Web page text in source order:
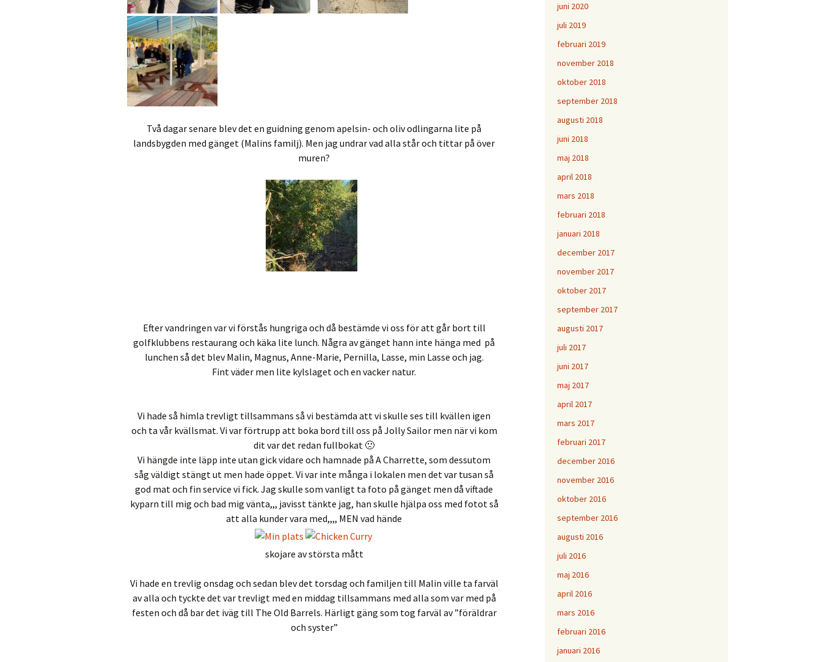
Två dagar senare blev det en guidning genom apelsin- och oliv odlingarna lite på
landsbygden med gänget (Malins familj). Men jag undrar vad alla står och tittar på över
muren?
Efter vandringen var vi förstås hungriga och då bestämde vi oss för att går bort till
golfklubbens restaurang och käka lite lunch. Några av gänget hann inte hänga med på
lunchen så det blev Malin, Magnus, Anne-Marie, Pernilla, Lasse, min Lasse och jag.
Fint väder men lite kylslaget och en vacker natur.
Vi hade så himla trevligt tillsammans så vi bestämda att vi skulle ses till kvällen igen
och ta vår kvällsmat. Vi var förtrupp att boka bord till oss på Jolly Sailor men när vi kom
dit var det redan fullbokat 🙁
Vi hängde inte läpp inte utan gick vidare och hamnade på A Charrette, som dessutom
såg väldigt stängt ut men hade öppet. Vi var inte många i lokalen men det var tusan så
god mat och fin service vi fick. Jag skulle som vanligt ta foto på gänget men då viftade
kyparn till mig och bad mig vänta,,, javisst tänkte jag, han skulle hjälpa oss med fotot så
att alla kunder vara med,,,, MEN vad hände
skojare av största mått
Vi hade en trevlig onsdag och sedan blev det torsdag och familjen till Malin ville ta farväl
av alla och tyckte det var trevligt med en middag tillsammans med alla som var med på
festen och då bar det iväg till The Old Barrels. Härligt gäng som tog farväl av ”föräldrar
och syster”
juni 2020
juli 2019
februari 2019
november 2018
oktober 2018
september 2018
augusti 2018
juni 2018
maj 2018
april 2018
mars 2018
februari 2018
januari 2018
december 2017
november 2017
oktober 2017
september 2017
augusti 2017
juli 2017
juni 2017
maj 2017
april 2017
mars 2017
februari 2017
december 2016
november 2016
oktober 2016
september 2016
augusti 2016
juli 2016
maj 2016
april 2016
mars 2016
februari 2016
januari 2016